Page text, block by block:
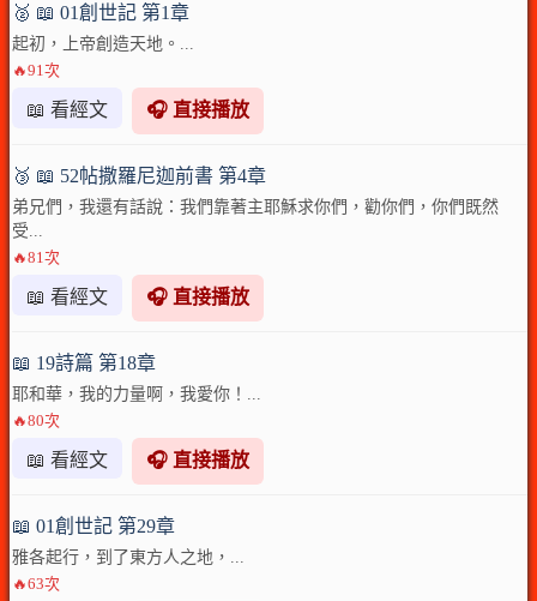
🥈 📖 01創世記 第1章
起初，上帝創造天地。...
🔥91次
📖 看經文 🎧 直接播放
🥉 📖 52帖撒羅尼迦前書 第4章
弟兄們，我還有話說：我們靠著主耶穌求你們，勸你們，你們既然
受...
🔥81次
📖 看經文 🎧 直接播放
📖 19詩篇 第18章
耶和華，我的力量啊，我愛你！...
🔥80次
📖 看經文 🎧 直接播放
📖 01創世記 第29章
雅各起行，到了東方人之地，...
🔥63次